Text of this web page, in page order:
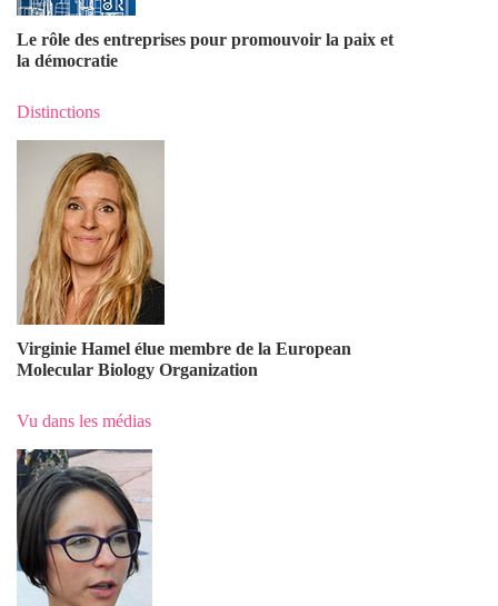
Le rôle des entreprises pour promouvoir la paix et
la démocratie
Distinctions
Virginie Hamel élue membre de la European
Molecular Biology Organization
Vu dans les médias